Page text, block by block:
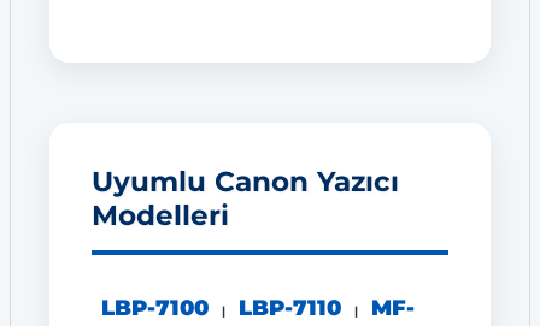
Uyumlu Canon Yazıcı
Modelleri
LBP-7100 | LBP-7110 |
MF-